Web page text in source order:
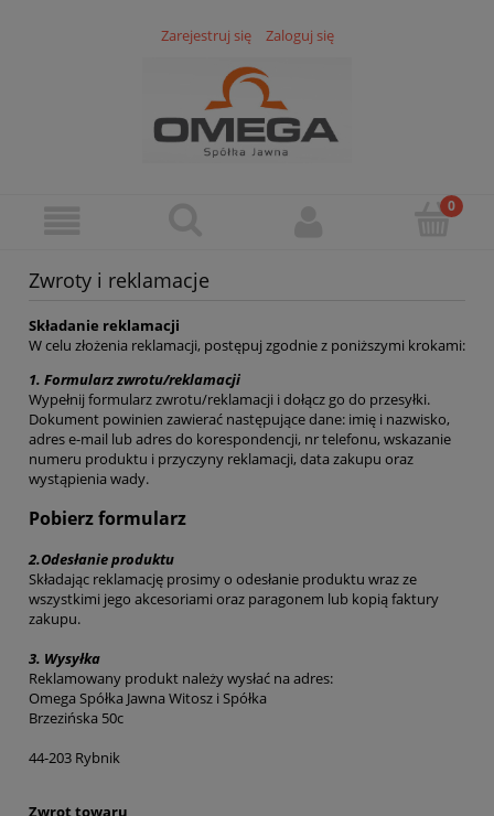
Zarejestruj się Zaloguj się
Zwroty i reklamacje
Składanie reklamacji
W celu złożenia reklamacji, postępuj zgodnie z poniższymi krokami:
1. Formularz zwrotu/reklamacji
Wypełnij formularz zwrotu/reklamacji i dołącz go do przesyłki.
Dokument powinien zawierać następujące dane: imię i nazwisko,
adres e-mail lub adres do korespondencji, nr telefonu, wskazanie
numeru produktu i przyczyny reklamacji, data zakupu oraz
wystąpienia wady.
Pobierz formularz
2.Odesłanie produktu
Składając reklamację prosimy o odesłanie produktu wraz ze
wszystkimi jego akcesoriami oraz paragonem lub kopią faktury
zakupu.
3. Wysyłka
Reklamowany produkt należy wysłać na adres:
Omega Spółka Jawna Witosz i Spółka
Brzezińska 50c
44-203 Rybnik
Zwrot towaru